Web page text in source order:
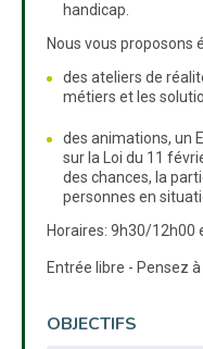
handicap.
Nous vous proposons
des ateliers de
métiers et les
des animations, un
sur la Loi du 11
des chances, la
personnes en
Horaires: 9h30/12h00
Entrée libre - Pensez
OBJECTIFS